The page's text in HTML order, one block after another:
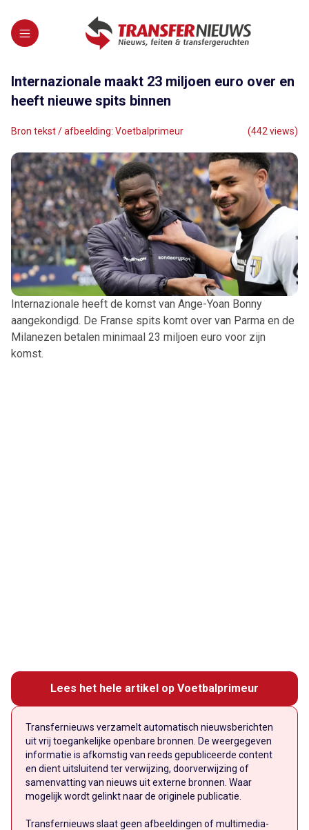
Internazionale maakt 23 miljoen euro over en
heeft nieuwe spits binnen
Bron tekst / afbeelding: Voetbalprimeur (442 views)
Internazionale heeft de komst van Ange-Yoan Bonny
aangekondigd. De Franse spits komt over van Parma en de
Milanezen betalen minimaal 23 miljoen euro voor zijn
komst.
Lees het hele artikel op Voetbalprimeur
Transfernieuws verzamelt automatisch nieuwsberichten
uit vrij toegankelijke openbare bronnen. De weergegeven
informatie is afkomstig van reeds gepubliceerde content
en dient uitsluitend ter verwijzing, doorverwijzing of
samenvatting van nieuws uit externe bronnen. Waar
mogelijk wordt gelinkt naar de originele publicatie.
Transfernieuws slaat geen afbeeldingen of multimedia-